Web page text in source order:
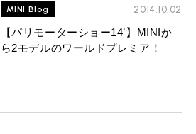
MINI Blog
2014.10.02
【パリモーターショー14’】MINIか
ら2モデルのワールドプレミア！